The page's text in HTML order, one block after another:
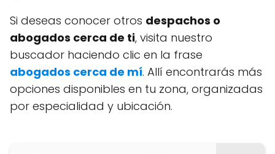
Si deseas conocer otros despachos o
abogados cerca de ti, visita nuestro
buscador haciendo clic en la frase
abogados cerca de mí. Allí encontrarás más
opciones disponibles en tu zona, organizadas
por especialidad y ubicación.